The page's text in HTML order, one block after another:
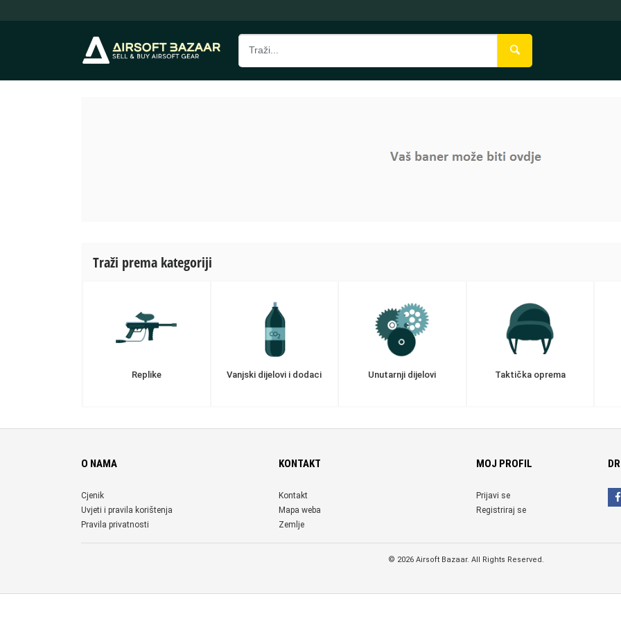
Traži prema kategoriji
Replike Vanjski dijelovi i dodaci Unutarnji dijelovi Taktička oprema
O NAMA
Cjenik
Uvjeti i pravila korištenja
Pravila privatnosti
KONTAKT
Kontakt
Mapa weba
Zemlje
MOJ PROFIL
Prijavi se
Registriraj se
© 2026 Airsoft Bazaar. All Rights Reserved.